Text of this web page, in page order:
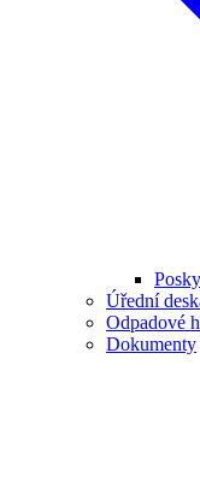
Úřední
Odpadové
Dokumenty